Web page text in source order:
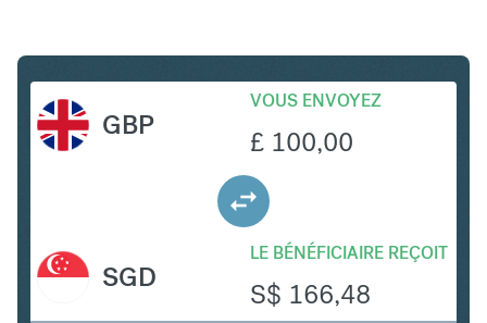
GBP
VOUS ENVOYEZ
£ 100,00
LE BÉNÉFICIAIRE REÇOIT
S$ 166,48
SGD